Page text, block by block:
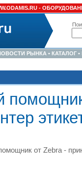
-
РЫНКА • КАТАЛОГ •
от Zebra -